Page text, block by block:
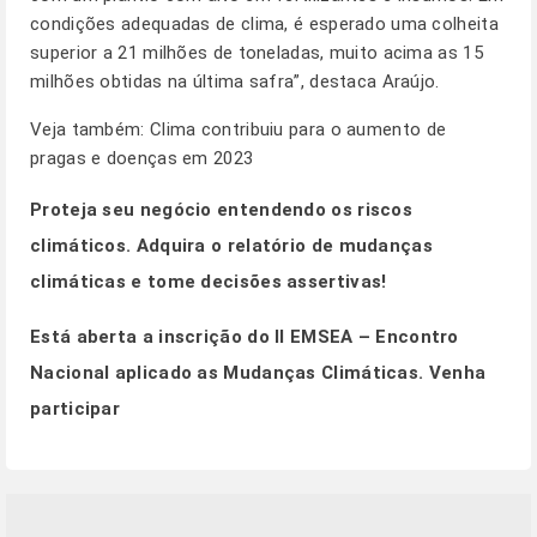
condições adequadas de clima, é esperado uma colheita
superior a 21 milhões de toneladas, muito acima as 15
milhões obtidas na última safra”, destaca Araújo.
Veja também: Clima contribuiu para o aumento de
pragas e doenças em 2023
Proteja seu negócio entendendo os riscos
climáticos. Adquira o relatório de mudanças
climáticas e tome decisões assertivas!
Está aberta a inscrição do II EMSEA – Encontro
Nacional aplicado as Mudanças Climáticas. Venha
participar